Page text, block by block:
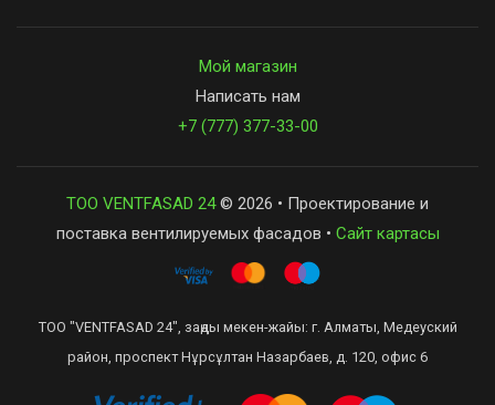
Мой магазин
Написать нам
+7 (777) 377-33-00
ТОО VENTFASAD 24© 2026 • Проектирование и
поставка вентилируемых фасадов • Сайт картасы
ТОО "VENTFASAD 24", заңды мекен-жайы: г. Алматы, Медеуский
район, проспект Нұрсұлтан Назарбаев, д. 120, офис 6